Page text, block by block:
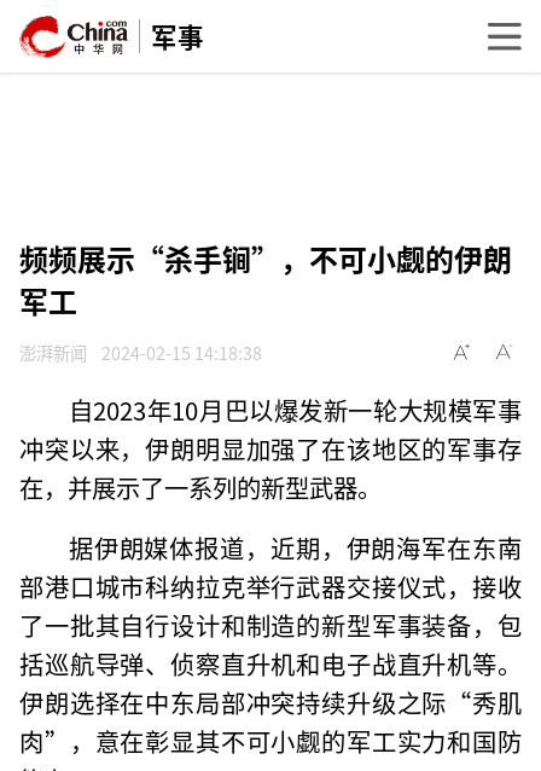
军事
频频展示“杀手锏”，不可小觑的伊朗
军工
澎湃新闻 2024-02-15 14:18:38
自2023年10月巴以爆发新一轮大规模军事
冲突以来，伊朗明显加强了在该地区的军事存
在，并展示了一系列的新型武器。
据伊朗媒体报道，近期，伊朗海军在东南
部港口城市科纳拉克举行武器交接仪式，接收
了一批其自行设计和制造的新型军事装备，包
括巡航导弹、侦察直升机和电子战直升机等。
伊朗选择在中东局部冲突持续升级之际“秀肌
肉”，意在彰显其不可小觑的军工实力和国防